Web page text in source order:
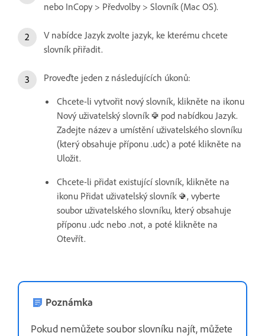
nebo InCopy > Předvolby > Slovník (Mac OS).
V nabídce Jazyk zvolte jazyk, ke kterému chcete
slovník přiřadit.
Proveďte jeden z následujících úkonů:
Chcete-li vytvořit nový slovník, klikněte na ikonu
Nový uživatelský slovník
pod nabídkou Jazyk.
Zadejte název a umístění uživatelského slovníku
(který obsahuje příponu .udc) a poté klikněte na
Uložit.
Chcete-li přidat existující slovník, klikněte na
ikonu Přidat uživatelský slovník
, vyberte
soubor uživatelského slovníku, který obsahuje
příponu .udc nebo .not, a poté klikněte na
Otevřít.
Poznámka
Pokud nemůžete soubor slovníku najít, můžete